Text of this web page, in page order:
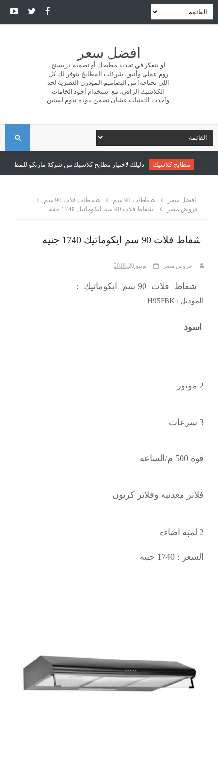
افضل سعر
لو بتفكر في تجديد مطبخك أو تصميم دريسنج
روم عملي وأنيق، شركات المطابخ بتوفر لك كل
اللي تحتاجه! من التصاميم المودرن العصرية لحد
الكلاسيك الراقي، مع استخدام أجود الخامات
وأحدث التقنيات عشان تضمن جودة تدوم لسنين
ا
مطابخ كلاسيك دليلك لاختيار مطابخ كلاسيك من شركة مارنكو للمطابخ
افضل سعر شفاطات 90 سم
شفاطات فلات 90 سم
عروض مصر
شفاط فلات 90 سم ايكوماتيك 1740 جنيه
شفاط فلات 90 سم ايكوماتيك 1740 جنيه
عروض مصر يونيو 20, 2018
شفاط فلات 90 سم ايكوماتيك :
الموديل : H95FBK
اسود
2 موتور
3 سرعات
قوة 500 م/الساعه
فلاتر معدنيه وفلاتر كربون
2 لمبة اضاءه
السعر : 1740 جنيه